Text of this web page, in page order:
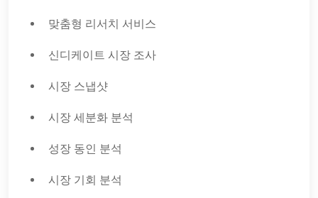
맞춤형 리서치 서비스
신디케이트 시장 조사
시장 스냅샷
시장 세분화 분석
성장 동인 분석
시장 기회 분석